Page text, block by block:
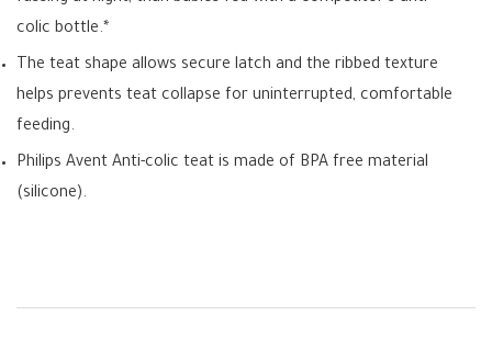
colic bottle.*
The teat shape allows secure latch and the ribbed texture
helps prevents teat collapse for uninterrupted, comfortable
feeding.
Philips Avent Anti-colic teat is made of BPA free material
(silicone).